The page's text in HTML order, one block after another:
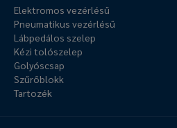
Elektromos vezérlésű
Pneumatikus vezérlésű
Lábpedálos szelep
Kézi tolószelep
Golyóscsap
Szűrőblokk
Tartozék